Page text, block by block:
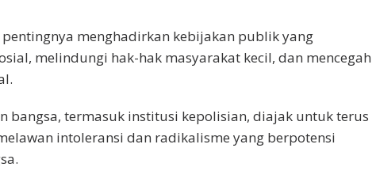
menghadirkan kebijakan publik yang
melindungi hak-hak masyarakat kecil, dan mencegah
bangsa, termasuk institusi kepolisian, diajak untuk terus
intoleransi dan radikalisme yang berpotensi